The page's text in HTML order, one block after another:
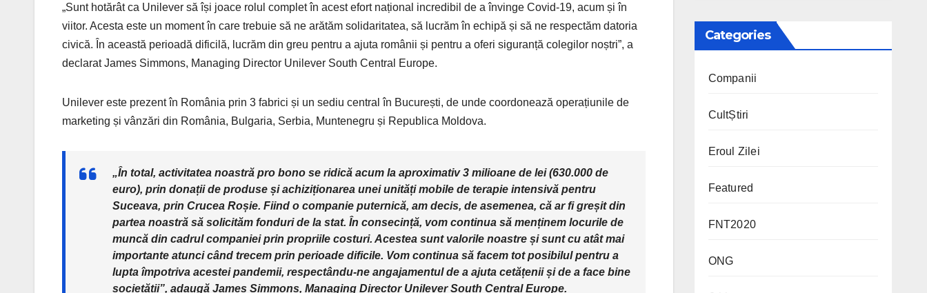
„Sunt hotărât ca Unilever să își joace rolul complet în acest efort național incredibil de a învinge Covid-19, acum și în
viitor. Acesta este un moment în care trebuie să ne arătăm solidaritatea, să lucrăm în echipă și să ne respectăm datoria
civică. În această perioadă dificilă, lucrăm din greu pentru a ajuta românii și pentru a oferi siguranță colegilor noștri”, a
declarat James Simmons, Managing Director Unilever South Central Europe.
Unilever este prezent în România prin 3 fabrici și un sediu central în București, de unde coordonează operațiunile de
marketing și vânzări din România, Bulgaria, Serbia, Muntenegru și Republica Moldova.
„În total, activitatea noastră pro bono se ridică acum la aproximativ 3 milioane de lei (630.000 de
euro), prin donații de produse și achiziționarea unei unități mobile de terapie intensivă pentru
Suceava, prin Crucea Roșie. Fiind o companie puternică, am decis, de asemenea, că ar fi greșit din
partea noastră să solicităm fonduri de la stat. În consecință, vom continua să menținem locurile de
muncă din cadrul companiei prin propriile costuri. Acestea sunt valorile noastre și sunt cu atât mai
importante atunci când trecem prin perioade dificile. Vom continua să facem tot posibilul pentru a
lupta împotriva acestei pandemii, respectându-ne angajamentul de a ajuta cetățenii și de a face bine
societății”, adaugă James Simmons, Managing Director Unilever South Central Europe.
Categories
Companii
CultȘtiri
Eroul Zilei
Featured
FNT2020
ONG